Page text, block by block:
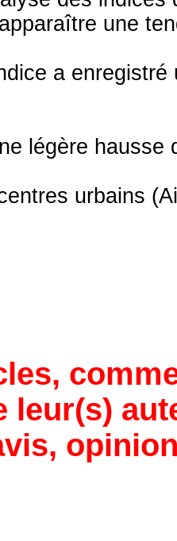
une
a
légère
urbains
leur(s)